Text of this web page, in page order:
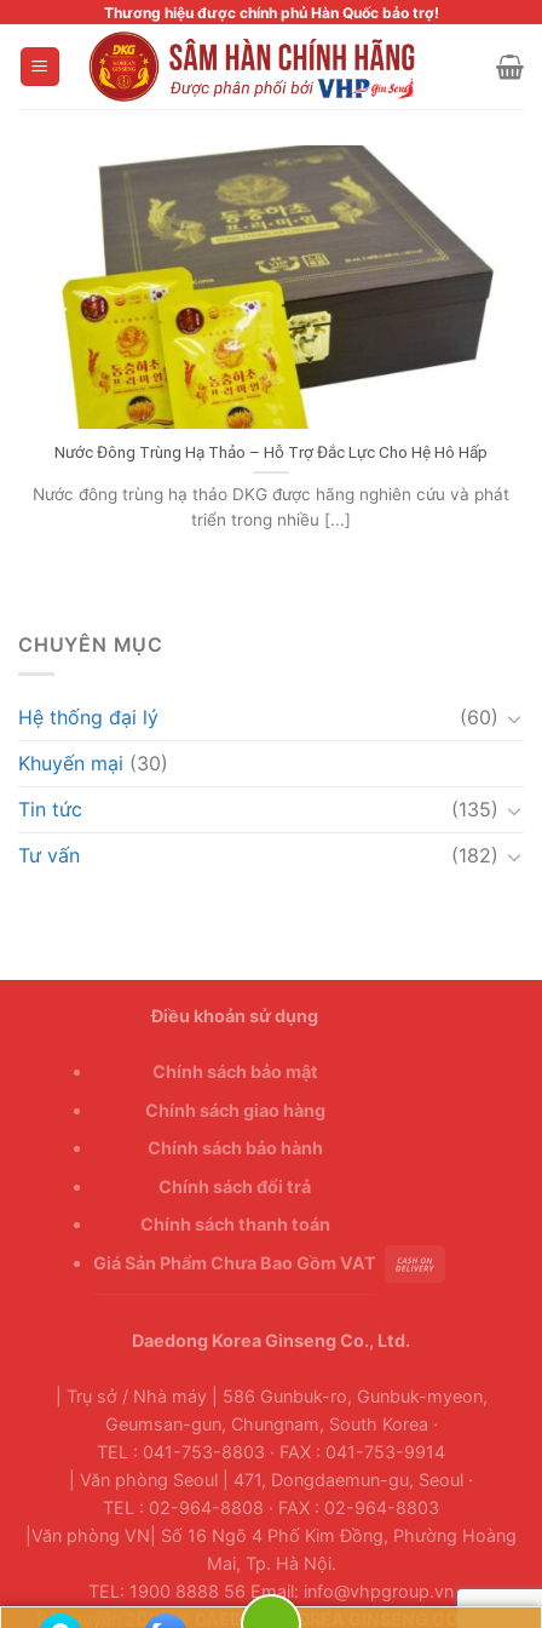
content
Thương hiệu được chính phủ Hàn Quốc bảo trợ!
Nước Đông Trùng Hạ Thảo – Hỗ Trợ Đắc Lực Cho Hệ Hô Hấp
Nước đông trùng hạ thảo DKG được hãng nghiên cứu và phát
triển trong nhiều [...]
CHUYÊN MỤC
Hệ thống đại lý
(60)
Khuyến mại (30)
Tin tức
(135)
Tư vấn
(182)
Điều khoản sử dụng
Chính sách bảo mật
Chính sách giao hàng
Chính sách bảo hành
Chính sách đổi trả
Chính sách thanh toán
Giá Sản Phẩm Chưa Bao Gồm VAT
Daedong Korea Ginseng Co., Ltd.
| Trụ sở / Nhà máy | 586 Gunbuk-ro, Gunbuk-myeon,
Geumsan-gun, Chungnam, South Korea ·
TEL : 041-753-8803 · FAX : 041-753-9914
| Văn phòng Seoul | 471, Dongdaemun-gu, Seoul ·
TEL : 02-964-8808 · FAX : 02-964-8803
|Văn phòng VN| Số 16 Ngõ 4 Phố Kim Đồng, Phường Hoàng
Mai, Tp. Hà Nội.
TEL: 1900 8888 56 Email: info@vhpgroup.vn
Bản quyền 2026 ©
DAEDONG KOREA GINSENG CO., LTD.